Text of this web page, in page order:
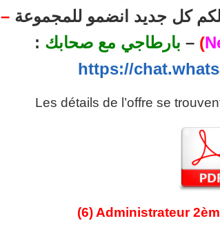
كل جديد انضمو للمجموعة–
)
– بارطاجي مع صحابك :
https://
Les détails de l’offre se
(6) Administrateur